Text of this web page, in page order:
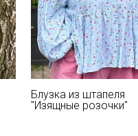
Блузка из штапеля
"Изящные розочки"